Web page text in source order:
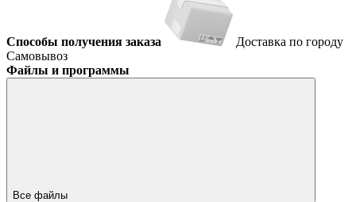
Способы получения заказа
Доставка по городу
Самовывоз
Файлы и программы
Все файлы